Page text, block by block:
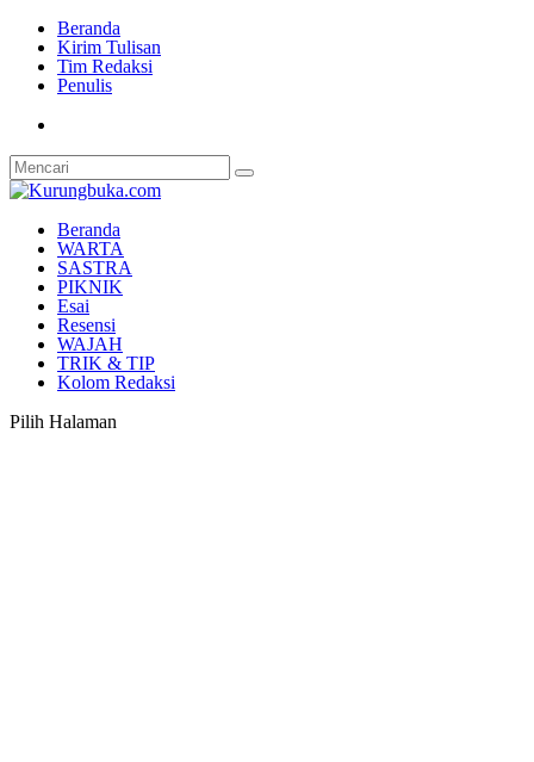
Beranda
Kirim Tulisan
Tim Redaksi
Penulis
Beranda
WARTA
SASTRA
PIKNIK
Esai
Resensi
WAJAH
TRIK & TIP
Kolom Redaksi
Pilih Halaman